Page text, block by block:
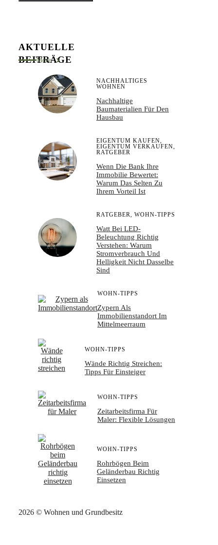
AKTUELLE
BEITRÄGE
More
NACHHALTIGES
WOHNEN
Nachhaltige
Baumaterialien Für Den
Hausbau
EIGENTUM KAUFEN
EIGENTUM VERKAUFEN
RATGEBER
Wenn Die Bank Ihre
Immobilie Bewertet:
Warum Das Selten Zu
Ihrem Vorteil Ist
RATGEBER WOHN-TIPPS
Watt Bei LED-
Beleuchtung Richtig
Verstehen: Warum
Stromverbrauch Und
Helligkeit Nicht Dasselbe
Sind
WOHN-TIPPS
Zypern Als
Immobilienstandort Im
Mittelmeerraum
WOHN-TIPPS
Wände Richtig Streichen:
Tipps Für Einsteiger
WOHN-TIPPS
Zeitarbeitsfirma Für
Maler: Flexible Lösungen
WOHN-TIPPS
Rohrbögen Beim
Geländerbau Richtig
Einsetzen
2026 © Wohnen und Grundbesitz